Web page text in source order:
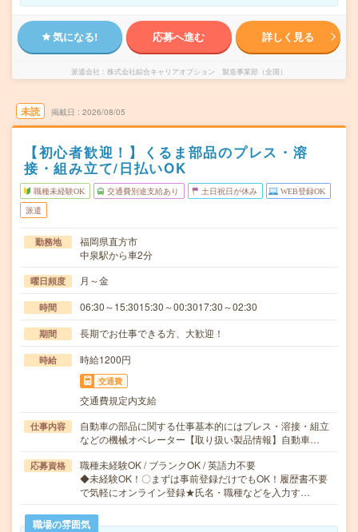
気になる! 応募へ進む 詳しく見る
派遣会社 株式会社綜合キャリアオプション 製造事業部（全国）
未読 掲載日 2026/08/05
【初心者歓迎！】くるま部品のプレス・溶
接・組み立て/日払いOK
職種未経験OK 交通費別途支給あり 土日祝日が休み WEB登録OK
派遣
勤務地
福岡県直方市
中泉駅から車2分
曜日頻度 月～金
時間 06:30～15:3015:30～00:3017:30～02:30
期間 長期でお仕事できる方、大歓迎！
時給 時給1200円
交通費
交通費規定内支給
仕事内容
自動車の部品に関する仕事基本的にはプレス・溶接・組立
などの機械オペレーター【取り扱い製品情報】自動車…
応募資格
職種未経験OK / ブランクOK / 英語力不要
◆未経験OK！〇まずは事前登録だけでもOK！履歴書不要
で気軽にオンライン登録★氏名・職種などを入力す…
職場の雰囲気